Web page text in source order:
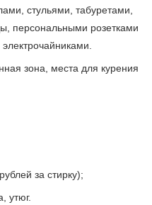
стульями, табуретами,
персональными розетками
зона, места для курения
за стирку);
утюг.